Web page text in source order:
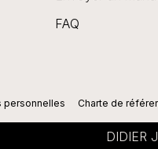
FAQ
personnelles Charte de
DIDIER